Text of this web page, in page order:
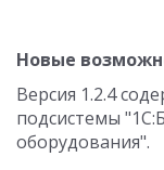
Новые
Версия 1.2.4
подсистемы
оборудования".